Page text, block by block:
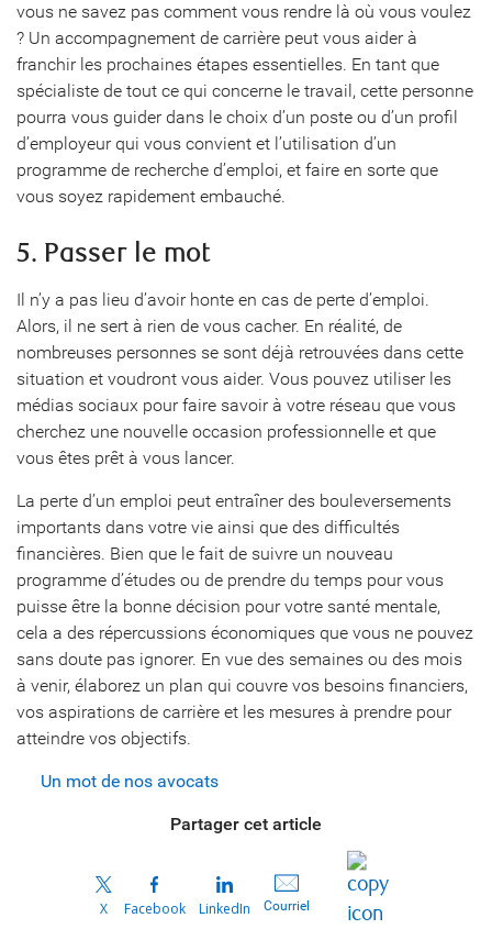
vous ne savez pas comment vous rendre là où vous voulez
? Un accompagnement de carrière peut vous aider à
franchir les prochaines étapes essentielles. En tant que
spécialiste de tout ce qui concerne le travail, cette personne
pourra vous guider dans le choix d’un poste ou d’un profil
d’employeur qui vous convient et l’utilisation d’un
programme de recherche d’emploi, et faire en sorte que
vous soyez rapidement embauché.
5. Passer le mot
Il n’y a pas lieu d’avoir honte en cas de perte d’emploi.
Alors, il ne sert à rien de vous cacher. En réalité, de
nombreuses personnes se sont déjà retrouvées dans cette
situation et voudront vous aider. Vous pouvez utiliser les
médias sociaux pour faire savoir à votre réseau que vous
cherchez une nouvelle occasion professionnelle et que
vous êtes prêt à vous lancer.
La perte d’un emploi peut entraîner des bouleversements
importants dans votre vie ainsi que des difficultés
financières. Bien que le fait de suivre un nouveau
programme d’études ou de prendre du temps pour vous
puisse être la bonne décision pour votre santé mentale,
cela a des répercussions économiques que vous ne pouvez
sans doute pas ignorer. En vue des semaines ou des mois
à venir, élaborez un plan qui couvre vos besoins financiers,
vos aspirations de carrière et les mesures à prendre pour
atteindre vos objectifs.
Un mot de nos avocats
Partager cet article
X Facebook LinkedIn Courriel